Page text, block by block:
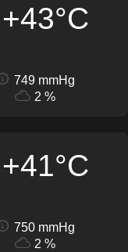
+43°C
749 mmHg
2 %
+41°C
750 mmHg
2 %